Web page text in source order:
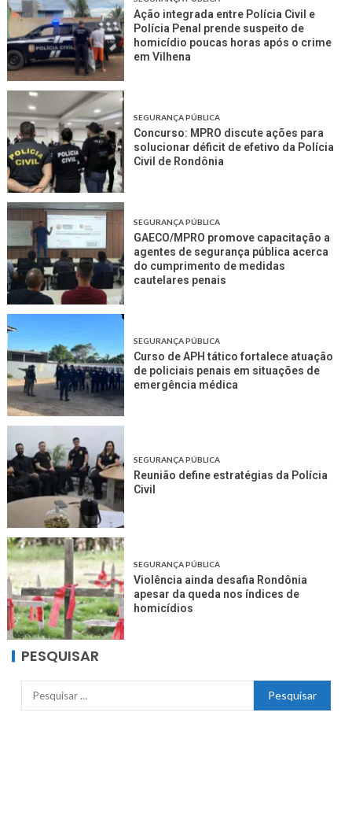
Ação integrada entre Polícia Civil e
Polícia Penal prende suspeito de
homicídio poucas horas após o crime
em Vilhena
SEGURANÇA PÚBLICA
Concurso: MPRO discute ações para
solucionar déficit de efetivo da Polícia
Civil de Rondônia
SEGURANÇA PÚBLICA
GAECO/MPRO promove capacitação a
agentes de segurança pública acerca
do cumprimento de medidas
cautelares penais
SEGURANÇA PÚBLICA
Curso de APH tático fortalece atuação
de policiais penais em situações de
emergência médica
SEGURANÇA PÚBLICA
Reunião define estratégias da Polícia
Civil
SEGURANÇA PÚBLICA
Violência ainda desafia Rondônia
apesar da queda nos índices de
homicídios
PESQUISAR